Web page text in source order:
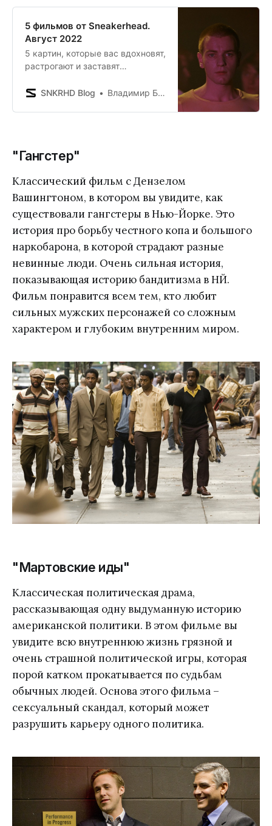
5 фильмов от Sneakerhead.
Август 2022
5 картин, которые вас вдохновят,
растрогают и заставят
SNKRHD Blog
Владимир Борисенков
"Гангстер"
Классический фильм с Дензелом
Вашингтоном, в котором вы увидите, как
существовали гангстеры в Нью-Йорке. Это
история про борьбу честного копа и большого
наркобарона, в которой страдают разные
невинные люди. Очень сильная история,
показывающая историю бандитизма в НЙ.
Фильм понравится всем тем, кто любит
сильных мужских персонажей со сложным
характером и глубоким внутренним миром.
"Мартовские иды"
Классическая политическая драма,
рассказывающая одну выдуманную историю
американской политики. В этом фильме вы
увидите всю внутреннюю жизнь грязной и
очень страшной политической игры, которая
порой катком прокатывается по судьбам
обычных людей. Основа этого фильма –
сексуальный скандал, который может
разрушить карьеру одного политика.